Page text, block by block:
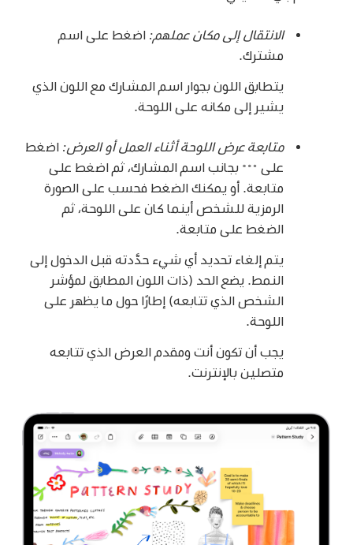
الانتقال إلى مكان عملهم: اضغط على اسم
مشترك.
يتطابق اللون بجوار اسم المشارك مع اللون الذي
يشير إلى مكانه على اللوحة.
متابعة عرض اللوحة أثناء العمل أو العرض: اضغط
على
بجانب اسم المشارك، ثم اضغط على
متابعة. أو يمكنك الضغط فحسب على الصورة
الرمزية للشخص أينما كان على اللوحة، ثم
الضغط على متابعة.
يتم إلغاء تحديد أي شيء حدَّدته قبل الدخول إلى
النمط. يضع الحد (ذات اللون المطابق لمؤشر
الشخص الذي تتابعه) إطارًا حول ما يظهر على
اللوحة.
يجب أن تكون أنت ومقدم العرض الذي تتابعه
متصلين بالإنترنت.